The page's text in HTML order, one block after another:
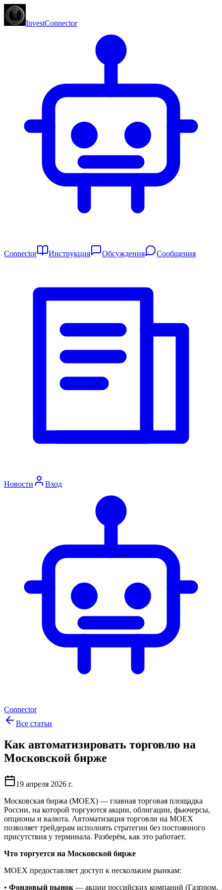
InvestConnector
Connector Инструкция Обсуждения Сообщения
Новости Вход
Connector
Все статьи
Как автоматизировать торговлю на
Московской бирже
19 апреля 2026 г.
Московская биржа (MOEX) — главная торговая площадка
России, на которой торгуются акции, облигации, фьючерсы,
опционы и валюта. Автоматизация торговли на MOEX
позволяет трейдерам исполнять стратегии без постоянного
присутствия у терминала. Разберём, как это работает.
Что торгуется на Московской бирже
MOEX предоставляет доступ к нескольким рынкам:
• Фондовый рынок — акции российских компаний (Газпром,